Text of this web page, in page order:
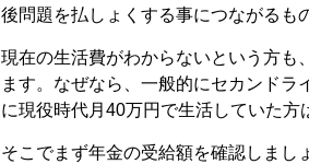
後問題を払しょくする事につながるも
現在の生活費がわからないという方も
ます。なぜなら、一般的にセカンド
に現役時代月40万円で生活していた方
そこでまず年金の受給額を確認しまし